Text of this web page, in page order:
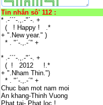
Tin nhắn sô' 112 :
* .-´´´-.,.-"´-. +
( ! Happy ! .*
+ ".New year." )
* . "´-.,.-´" +
* .-´´´-.,.-"´-. +
( ! 2012 !.*
+ ".Nham Thin.")
* . "´-.,.-´" +
Chuc ban mot nam moi
An khang-Thinh Vuong
Phat tai- Phat loc !